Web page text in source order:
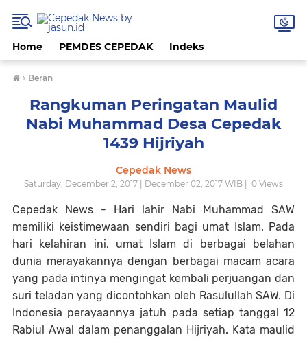
Home PEMDES CEPEDAK Indeks
› Beran
Rangkuman Peringatan Maulid
Nabi Muhammad Desa Cepedak
1439 Hijriyah
Cepedak News
Saturday, December 2, 2017 | December 02, 2017 WIB | 0 Views
Cepedak News - Hari lahir Nabi Muhammad SAW
memiliki keistimewaan sendiri bagi umat Islam. Pada
hari kelahiran ini, umat Islam di berbagai belahan
dunia merayakannya dengan berbagai macam acara
yang pada intinya mengingat kembali perjuangan dan
suri teladan yang dicontohkan oleh Rasulullah SAW. Di
Indonesia perayaannya jatuh pada setiap tanggal 12
Rabiul Awal dalam penanggalan Hijriyah. Kata maulid